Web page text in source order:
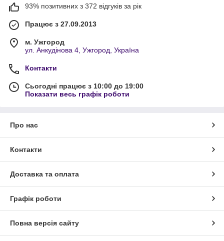
93% позитивних з 372 відгуків за рік
Працює з 27.09.2013
м. Ужгород
ул. Анкудінова 4, Ужгород, Україна
Контакти
Сьогодні працює з 10:00 до 19:00
Показати весь графік роботи
Про нас
Контакти
Доставка та оплата
Графік роботи
Повна версія сайту